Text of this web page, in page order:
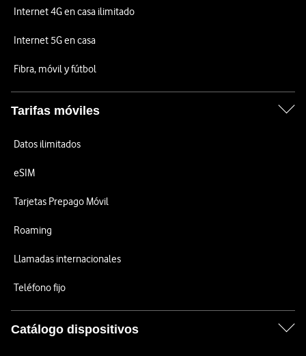
Internet 4G en casa ilimitado
Internet 5G en casa
Fibra, móvil y fútbol
Tarifas móviles
Datos ilimitados
eSIM
Tarjetas Prepago Móvil
Roaming
Llamadas internacionales
Teléfono fijo
Catálogo dispositivos